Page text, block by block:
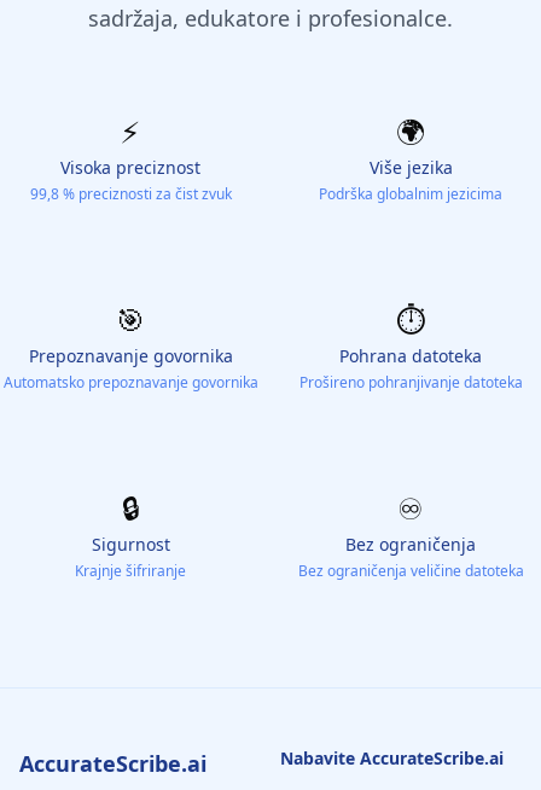
sadržaja, edukatore i profesionalce.
⚡️
Visoka preciznost
99,8 % preciznosti za čist zvuk
🌍
Više jezika
Podrška globalnim jezicima
🎯
Prepoznavanje govornika
Automatsko prepoznavanje govornika
⏱️
Pohrana datoteka
Prošireno pohranjivanje datoteka
🔒
Sigurnost
Krajnje šifriranje
♾️
Bez ograničenja
Bez ograničenja veličine datoteka
AccurateScribe.ai Nabavite AccurateScribe.ai